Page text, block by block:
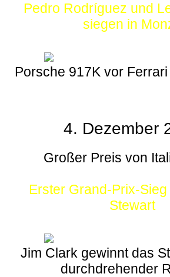
Pedro Rodríguez und
siegen in
Porsche 917K vor
4. Dezember
Großer Preis von
Erster Grand-Prix-
Stewart
Jim Clark gewinnt das
durchdrehender